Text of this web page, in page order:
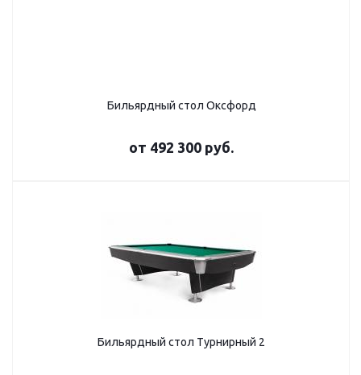
Бильярдный стол Оксфорд
от 492 300 руб.
Бильярдный стол Турнирный 2